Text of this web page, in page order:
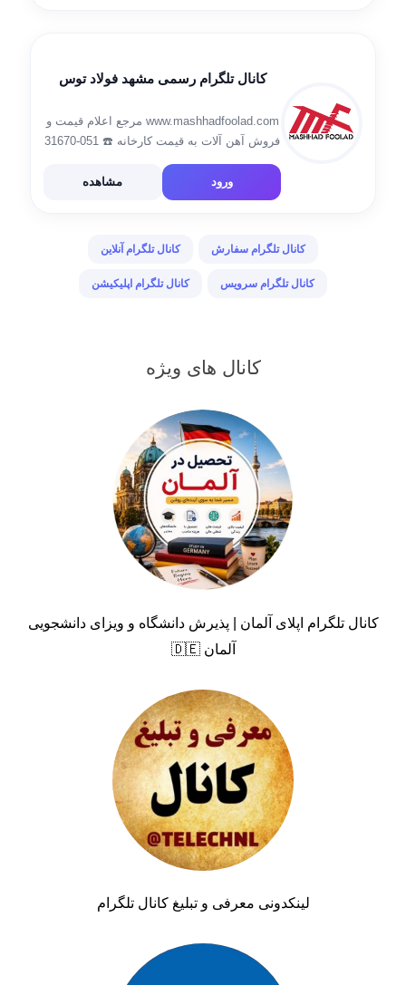
کانال تلگرام رسمی مشهد فولاد توس
www.mashhadfoolad.com مرجع اعلام قیمت و
فروش آهن آلات به قیمت کارخانه ☎️ 051-31670
محل✔️ اپلیکیشن 📌
apps/MashhadfooladAndroidApp.apk
ورود مشاهده
کانال تلگرام سفارش کانال تلگرام آنلاین
کانال تلگرام سرویس کانال تلگرام اپلیکیشن
کانال های ویژه
کانال تلگرام اپلای آلمان | پذیرش دانشگاه و ویزای دانشجویی
آلمان 🇩🇪
لینکدونی معرفی و تبلیغ کانال تلگرام